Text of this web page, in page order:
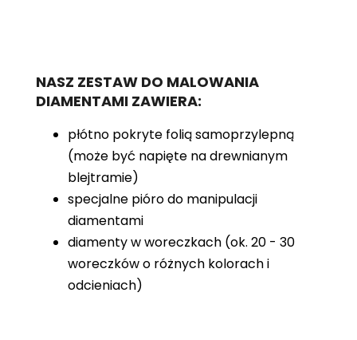
NASZ ZESTAW DO MALOWANIA
DIAMENTAMI ZAWIERA:
płótno pokryte folią samoprzylepną
(może być napięte na drewnianym
blejtramie)
specjalne pióro do manipulacji
diamentami
diamenty w woreczkach (ok. 20 - 30
woreczków o różnych kolorach i
odcieniach)